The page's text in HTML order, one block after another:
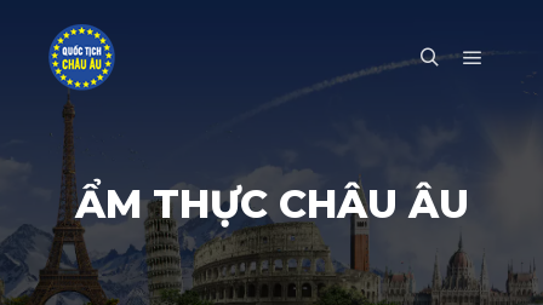
Main
ẨM THỰC CHÂU ÂU